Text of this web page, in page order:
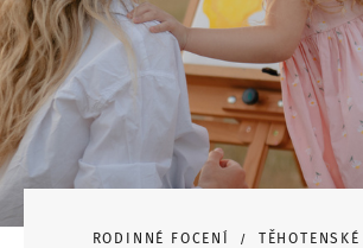
RODINNÉ FOCENÍ